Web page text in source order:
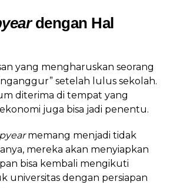
dengan Hal
yang mengharuskan seorang
setelah lulus sekolah.
diterima di tempat yang
juga bisa jadi penentu.
memang menjadi tidak
mereka akan menyiapkan
bisa kembali mengikuti
universitas dengan persiapan